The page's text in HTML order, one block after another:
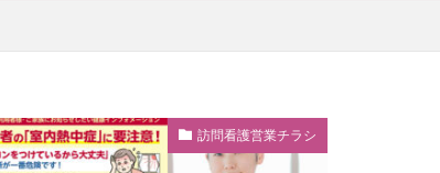
訪問看護営業チラシ